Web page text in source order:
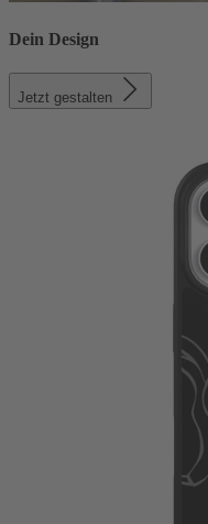
Dein Design
Jetzt gestalten